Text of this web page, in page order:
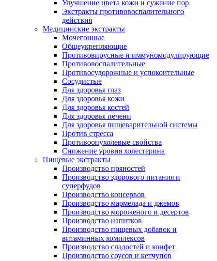
Улучшение цвета кожи и сужение пор
Экстракты противовоспалительного
действия
Медицинские экстракты
Мочегонные
Общеукрепляющие
Противовирусные и иммуномодулирующие
Противовоспалительные
Противосудорожные и успокоительные
Сосудистые
Для здоровья глаз
Для здоровья кожи
Для здоровья костей
Для здоровья печени
Для здоровья пищеварительной системы
Против стресса
Противоопухолевые свойства
Снижение уровня холестерина
Пищевые экстракты
Производство пряностей
Производство здорового питания и
суперфудов
Производство консервов
Производство мармелада и джемов
Производство мороженого и десертов
Производство напитков
Производство пищевых добавок и
витаминных комплексов
Производство сладостей и конфет
Производство соусов и кетчупов